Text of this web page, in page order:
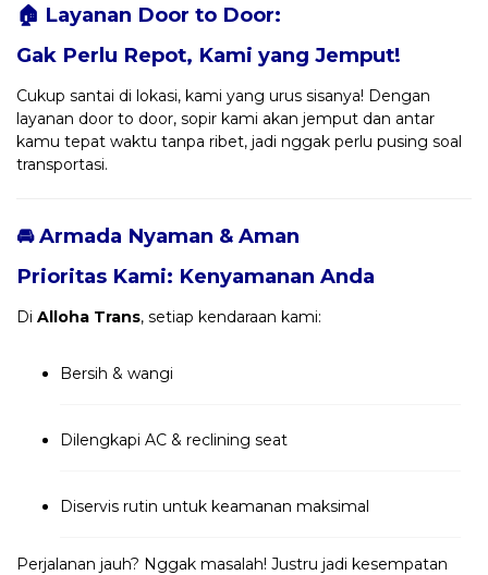
🏠 Layanan Door to Door:
Gak Perlu Repot, Kami yang Jemput!
Cukup santai di lokasi, kami yang urus sisanya! Dengan
layanan door to door, sopir kami akan jemput dan antar
kamu tepat waktu tanpa ribet, jadi nggak perlu pusing soal
transportasi.
🚘 Armada Nyaman & Aman
Prioritas Kami: Kenyamanan Anda
Di Alloha Trans, setiap kendaraan kami:
Bersih & wangi
Dilengkapi AC & reclining seat
Diservis rutin untuk keamanan maksimal
Perjalanan jauh? Nggak masalah! Justru jadi kesempatan